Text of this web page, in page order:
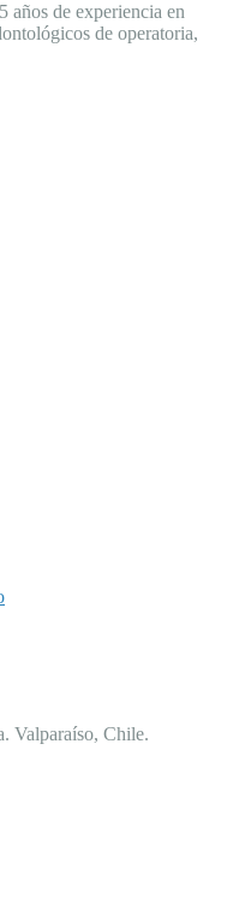
años de experiencia en
de operatoria,
Valparaíso, Chile.